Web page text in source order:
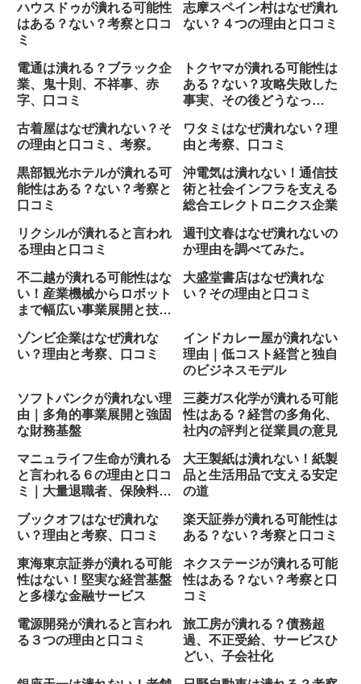
ハウスドゥが潰れる可能性
はある？ない？考察と口コ
ミ
志摩スペイン村はなぜ潰れ
ない？４つの理由と口コミ
電通は潰れる？ブラック企
業、鬼十則、不祥事、赤
字、口コミ
トクヤマが潰れる可能性は
ある？ない？攻略失敗した
事実、その後どうなっ
古着屋はなぜ潰れない？そ
の理由と口コミ、考察。
ワタミはなぜ潰れない？理
由と考察、口コミ
黒部観光ホテルが潰れる可
能性はある？ない？考察と
口コミ
沖電気は潰れない！通信技
術と社会インフラを支える
総合エレクトロニクス企業
リクシルが潰れると言われ
る理由と口コミ
週刊文春はなぜ潰れないの
か理由を調べてみた。
不二越が潰れる可能性はな
い！産業機械からロボット
まで幅広い事業展開と技術
大盛堂書店はなぜ潰れな
い？その理由と口コミ
ゾンビ企業はなぜ潰れな
い？理由と考察、口コミ
インドカレー屋が潰れない
理由｜低コスト経営と独自
のビジネスモデル
ソフトバンクが潰れない理
由｜多角的事業展開と強固
な財務基盤
三菱ガス化学が潰れる可能
性はある？経営の多角化、
社内の評判と従業員の意見
マニュライフ生命が潰れる
と言われる６の理由と口コ
ミ｜大量退職者、保険料が
大王製紙は潰れない！紙製
品と生活用品で支える安定
の道
ブックオフはなぜ潰れな
い？理由と考察、口コミ
楽天証券が潰れる可能性は
ある？ない？考察と口コミ
東海東京証券が潰れる可能
性はない！堅実な経営基盤
と多様な金融サービス
ネクステージが潰れる可能
性はある？ない？考察と口
コミ
電源開発が潰れると言われ
る３つの理由と口コミ
旅工房が潰れる？債務超
過、不正受給、サービスひ
どい、子会社化